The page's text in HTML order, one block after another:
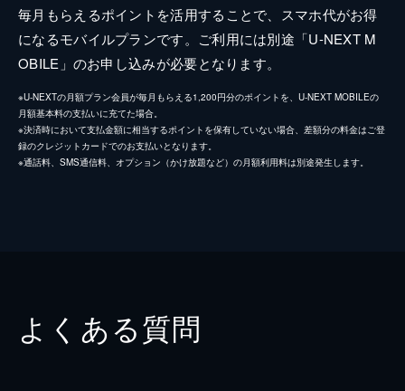
毎月もらえるポイントを活用することで、スマホ代がお得
になるモバイルプランです。ご利用には別途「U-NEXT M
OBILE」のお申し込みが必要となります。
※U-NEXTの月額プラン会員が毎月もらえる1,200円分のポイントを、U-NEXT MOBILEの
月額基本料の支払いに充てた場合。
※決済時において支払金額に相当するポイントを保有していない場合、差額分の料金はご登
録のクレジットカードでのお支払いとなります。
※通話料、SMS通信料、オプション（かけ放題など）の月額利用料は別途発生します。
よくある質問